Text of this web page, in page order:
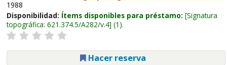
1988
Disponibilidad: Ítems disponibles para préstamo: Signatura
topográfica: 621.374.5/A282/v.4 (1).
Hacer reserva